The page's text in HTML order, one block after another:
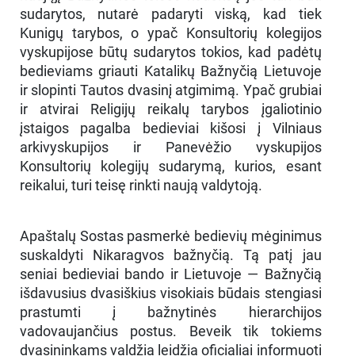
sudarytos, nutarė padaryti viską, kad tiek
Kunigų tarybos, o ypač Konsultorių kolegijos
vyskupijose būtų sudarytos tokios, kad padėtų
bedieviams griauti Katalikų Bažnyčią Lietuvoje
ir slopinti Tautos dvasinį atgimimą. Ypač grubiai
ir atvirai Religijų reikalų tarybos įgaliotinio
įstaigos pagalba bedieviai kišosi į Vilniaus
arkivyskupijos ir Panevėžio vyskupijos
Konsultorių kolegijų sudarymą, kurios, esant
reikalui, turi teisę rinkti naują valdytoją.
Apaštalų Sostas pasmerkė bedievių mėginimus
suskaldyti Nikaragvos bažnyčią. Tą patį jau
seniai bedieviai bando ir Lietuvoje — Bažnyčią
išdavusius dvasiškius visokiais būdais stengiasi
prastumti į bažnytinės hierarchijos
vadovaujančius postus. Beveik tik tokiems
dvasininkams valdžia leidžia oficialiai informuoti